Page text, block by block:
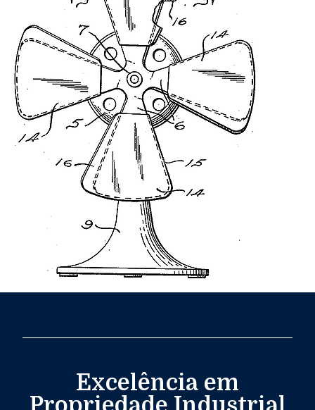
Excelência em